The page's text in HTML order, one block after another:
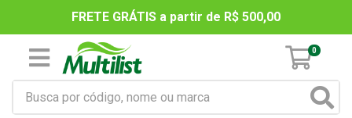
FRETE GRÁTIS a partir de R$ 500,00
0